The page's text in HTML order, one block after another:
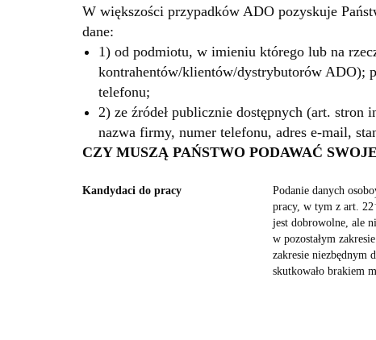
W większości przypadków ADO pozyskuje
dane:
1) od podmiotu, w imieniu którego lub na
kontrahentów/klientów/dystrybutorów ADO);
telefonu;
2) ze źródeł publicznie dostępnych (art.
nazwa firmy, numer telefonu, adres e-mail,
CZY MUSZĄ PAŃSTWO PODAWAĆ
Kandydaci do pracy
Podanie danych
pracy, w tym z art. 22
jest dobrowolne, ale
w pozostałym
zakresie niezbędnym
skutkowało brakiem